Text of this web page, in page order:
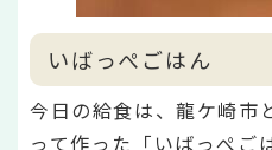
いばっぺごはん
今日の給食は、龍ケ崎市
って作った「いばっぺご